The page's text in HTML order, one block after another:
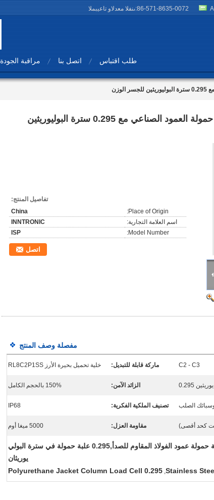
المبيعات والدعم الفنى:86-571-8635-0072
مراقبة الجودة اتصل بنا طلب اقتباس
ISP IP68 الفولاذ المقاوم للصدأ IP68 خلية حمولة العمود الصناعي مع 0.295 سترة البوليوريثين
تفاصيل المنتج:
Place of Origin:
China
اسم العلامة التجارية:
INNTRONIC
Model Number:
ISP
اتصل
مفصلة وصف المنتج
C2 - C3 ماركة قابلة للتبديل: خلية تحميل بحيرة الأرز RL8C2P1SS
0.295 الزائد الآمن: 150% بالحجم الكامل
وسبائك الصلب تصنيف الملكية الفكرية: IP68
مقاومة العزل: 5000 ميغا أوم
خلية حمولة العمود IP68,خلية حمولة عمود الفولاذ المقاوم للصدأ,0.295 علبة حمولة في سترة البولي
يوريثان
Stainless
,
0.295 Polyurethane Jacket Column Load Cell